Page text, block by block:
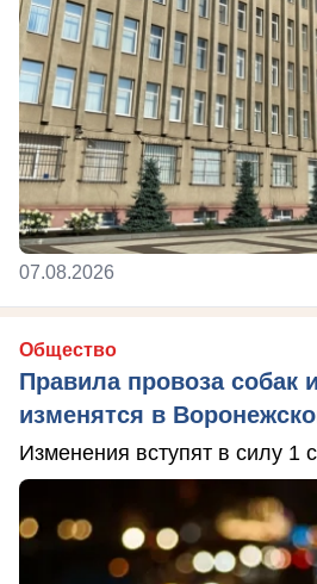
07.08.2026
Общество
Правила провоза собак
изменятся в
Изменения вступят в силу 1